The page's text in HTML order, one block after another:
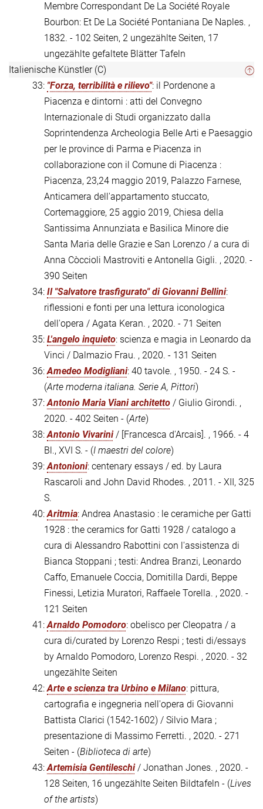
Membre Correspondant De La Société Royale
Bourbon: Et De La Société Pontaniana De Naples. ,
1832. - 102 Seiten, 2 ungezählte Seiten, 17
ungezählte gefaltete Blätter Tafeln
Italienische Künstler (C)
33: "Forza, terribilità e rilievo": il Pordenone a
Piacenza e dintorni : atti del Convegno
Internazionale di Studi organizzato dalla
Soprintendenza Archeologia Belle Arti e Paesaggio
per le province di Parma e Piacenza in
collaborazione con il Comune di Piacenza :
Piacenza, 23,24 maggio 2019, Palazzo Farnese,
Anticamera dell'appartamento stuccato,
Cortemaggiore, 25 aggio 2019, Chiesa della
Santissima Annunziata e Basilica Minore die
Santa Maria delle Grazie e San Lorenzo / a cura di
Anna Còccioli Mastroviti e Antonella Gigli. , 2020. -
390 Seiten
34: Il "Salvatore trasfigurato" di Giovanni Bellini:
riflessioni e fonti per una lettura iconologica
dell'opera / Agata Keran. , 2020. - 71 Seiten
35: L'angelo inquieto: scienza e magia in Leonardo da
Vinci / Dalmazio Frau. , 2020. - 131 Seiten
36:Amedeo Modigliani: 40 tavole. , 1950. - 24 S. -
(Arte moderna italiana. Serie A, Pittori)
37:Antonio Maria Viani architetto / Giulio Girondi. ,
2020. - 402 Seiten - (Arte)
38:Antonio Vivarini/ [Francesca d'Arcais]. , 1966. - 4
Bl., XVI S. - (I maestri del colore)
39:Antonioni: centenary essays / ed. by Laura
Rascaroli and John David Rhodes. , 2011. - XII, 325
S.
40:Aritmia: Andrea Anastasio : le ceramiche per Gatti
1928 : the ceramics for Gatti 1928 / catalogo a
cura di Alessandro Rabottini con l'assistenza di
Bianca Stoppani ; testi: Andrea Branzi, Leonardo
Caffo, Emanuele Coccia, Domitilla Dardi, Beppe
Finessi, Letizia Muratori, Raffaele Torella. , 2020. -
121 Seiten
41:Arnaldo Pomodoro: obelisco per Cleopatra / a
cura di/curated by Lorenzo Respi ; testi di/essays
by Arnaldo Pomodoro, Lorenzo Respi. , 2020. - 32
ungezählte Seiten
42:Arte e scienza tra Urbino e Milano: pittura,
cartografia e ingegneria nell'opera di Giovanni
Battista Clarici (1542-1602) / Silvio Mara ;
presentazione di Massimo Ferretti. , 2020. - 271
Seiten - (Biblioteca di arte)
43:Artemisia Gentileschi/ Jonathan Jones. , 2020. -
128 Seiten, 16 ungezählte Seiten Bildtafeln - (Lives
of the artists)